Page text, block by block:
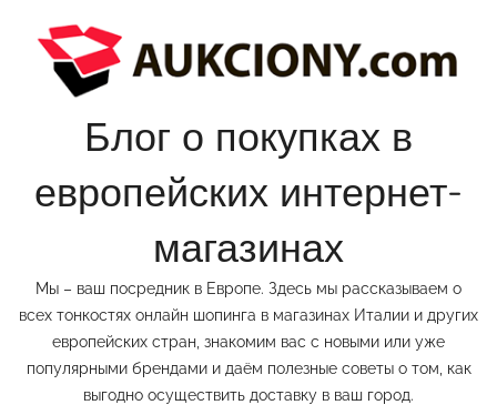
содержимому
Блог о покупках в
европейских интернет-
магазинах
Мы – ваш посредник в Европе. Здесь мы рассказываем о
всех тонкостях онлайн шопинга в магазинах Италии и других
европейских стран, знакомим вас с новыми или уже
популярными брендами и даём полезные советы о том, как
выгодно осуществить доставку в ваш город.